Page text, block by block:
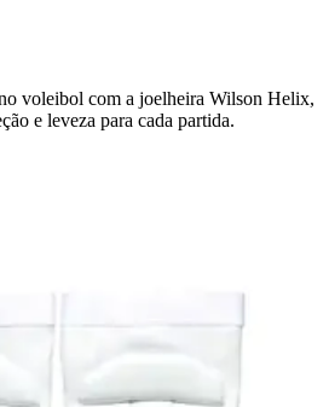
voleibol com a joelheira Wilson Helix,
e leveza para cada partida.